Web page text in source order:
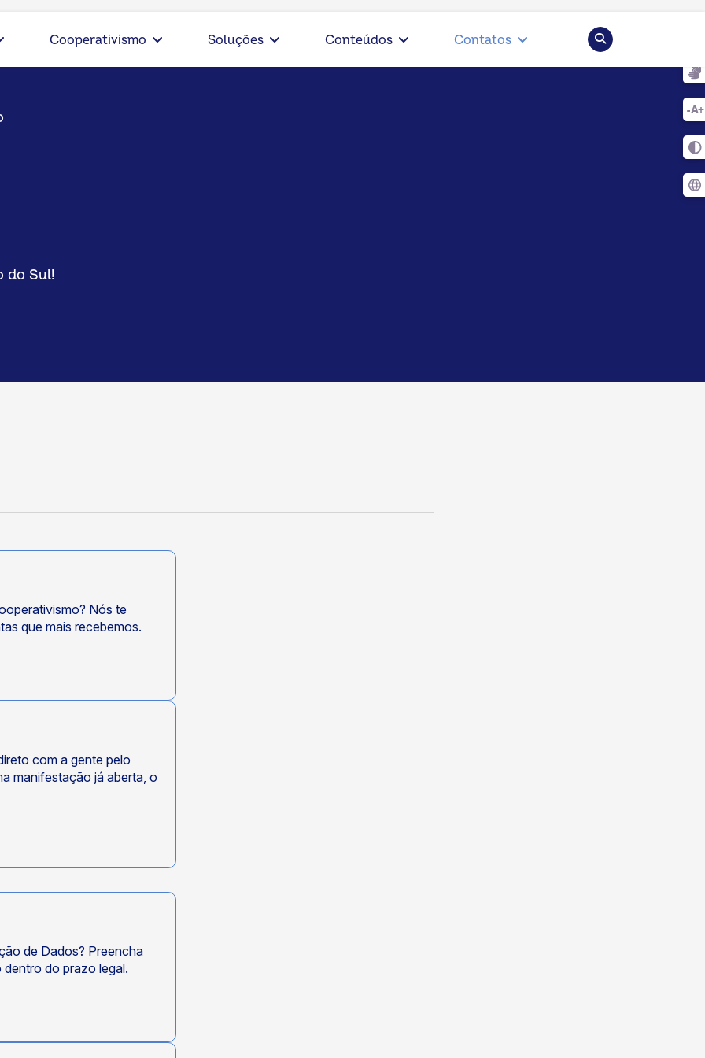
Cooperativismo Soluções Conteúdos Contatos Pesquisar
do Sul!
Nós te
que mais recebemos.
com a gente pelo
manifestação já aberta, o
de Dados? Preencha
do prazo legal.